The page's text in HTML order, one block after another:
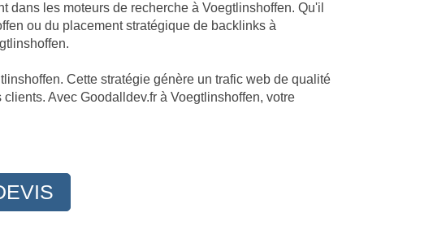
les moteurs de recherche à Voegtlinshoffen. Qu'il
ou du placement stratégique de backlinks à
Cette stratégie génère un trafic web de qualité
Avec Goodalldev.fr à Voegtlinshoffen, votre